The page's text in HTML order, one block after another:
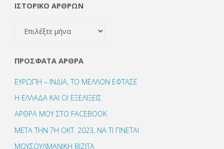
ΙΣΤΟΡΙΚΟ ΑΡΘΡΩΝ
ΙΣΤΟΡΙΚΟ
ΠΡΌΣΦΑΤΑ ΆΡΘΡΑ
ΕΥΡΩΠΗ – ΙΝΔΙΑ, ΤΟ ΜΕΛΛΟΝ ΕΦΤΑΣΕ
Η ΕΛΛΑΔΑ ΚΑΙ ΟΙ ΕΞΕΛΙΞΕΙΣ
ΑΡΘΡΑ ΜΟΥ ΣΤΟ FACEBOOK
ΜΕΤΑ ΤΗΝ 7Η ΟΚΤ. 2023, ΝΑ ΤΙ ΓΙΝΕΤΑΙ
ΜΟΥΣΟΥΛΜΑΝΙΚΗ ΒΙΖΙΤΑ